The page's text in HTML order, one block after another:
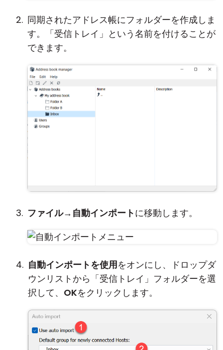
同期されたアドレス帳にフォルダーを作成しま
す。「受信トレイ」という名前を付けることが
できます。
ファイル→ 自動インポートに移動します。
自動インポートを使用をオンにし、ドロップダ
ウンリストから「受信トレイ」フォルダーを選
択して、 OKをクリックします。